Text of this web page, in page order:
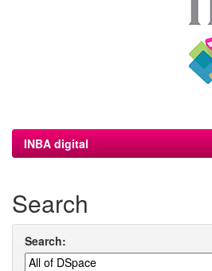
INBA digital
Search
Search: